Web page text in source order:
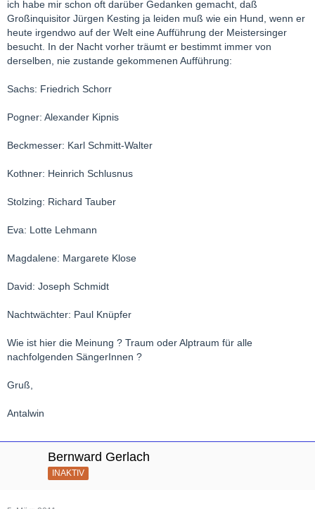
ich habe mir schon oft darüber Gedanken gemacht, daß
Großinquisitor Jürgen Kesting ja leiden muß wie ein Hund, wenn er
heute irgendwo auf der Welt eine Aufführung der Meistersinger
besucht. In der Nacht vorher träumt er bestimmt immer von
derselben, nie zustande gekommenen Aufführung:
Sachs: Friedrich Schorr
Pogner: Alexander Kipnis
Beckmesser: Karl Schmitt-Walter
Kothner: Heinrich Schlusnus
Stolzing: Richard Tauber
Eva: Lotte Lehmann
Magdalene: Margarete Klose
David: Joseph Schmidt
Nachtwächter: Paul Knüpfer
Wie ist hier die Meinung ? Traum oder Alptraum für alle
nachfolgenden SängerInnen ?
Gruß,
Antalwin
Bernward Gerlach
INAKTIV